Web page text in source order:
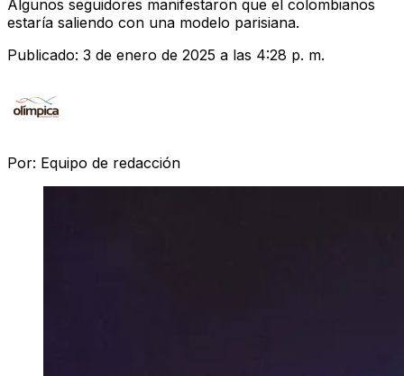
Algunos seguidores manifestaron que el colombianos
estaría saliendo con una modelo parisiana.
Publicado: 3 de enero de 2025 a las 4:28 p. m.
Por: Equipo de redacción